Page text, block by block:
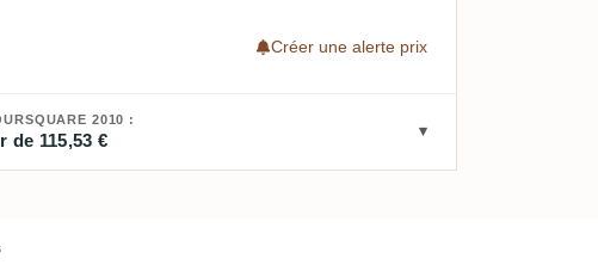
Créer une alerte prix
2010 :
de 115,53 €